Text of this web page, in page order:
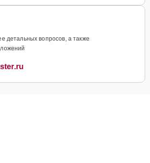
детальных вопросов, а также